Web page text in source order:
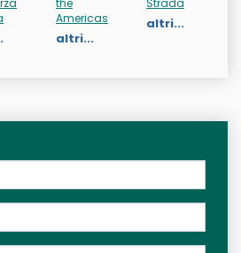
the
Americas
altri...
Strada
altri...